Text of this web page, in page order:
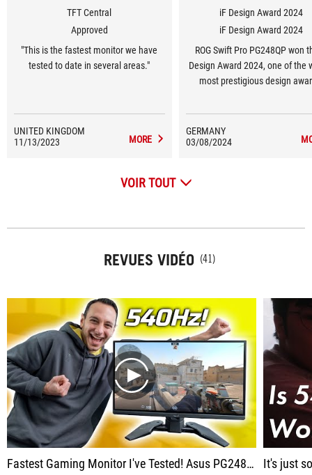
TFT Central
Approved
"This is the fastest monitor we have
tested to date in several areas."
UNITED KINGDOM
11/13/2023
MORE
iF Design Award 2024
iF Design Award 2024
ROG Swift Pro PG248QP won
Design Award 2024, one of the
most prestigious design
GERMANY
03/08/2024
VOIR TOUT
REVUES VIDÉO (41)
play
Fastest Gaming Monitor I've Tested! Asus PG248QP Review (540Hz E-TN) It's just